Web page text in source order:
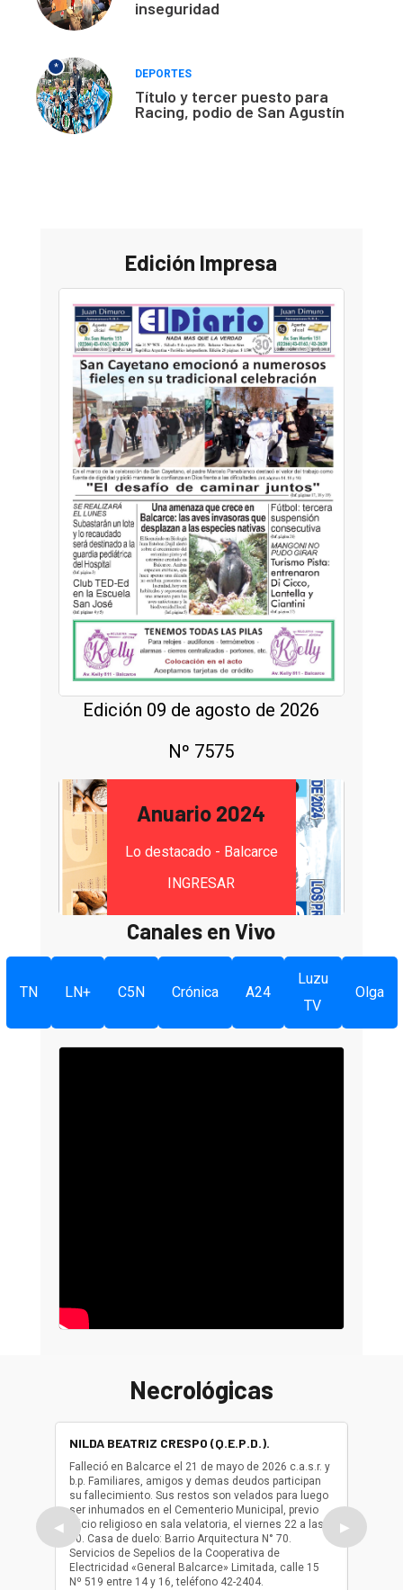
inseguridad
*
DEPORTES
Título y tercer puesto para
Racing, podio de San Agustín
Edición Impresa
Edición 09 de agosto de 2026
Nº 7575
Anuario 2024
Lo destacado - Balcarce
INGRESAR
Canales en Vivo
TN LN+ C5N Crónica A24
Luzu
TV
Olga
Necrológicas
◀
NILDA BEATRIZ CRESPO (Q.E.P.D.).
Falleció en Balcarce el 21 de mayo de 2026 c.a.s.r. y
b.p. Familiares, amigos y demas deudos participan
su fallecimiento. Sus restos son velados para luego
ser inhumados en el Cementerio Municipal, previo
oficio religioso en sala velatoria, el viernes 22 a las
10. Casa de duelo: Barrio Arquitectura N° 70.
Servicios de Sepelios de la Cooperativa de
Electricidad «General Balcarce» Limitada, calle 15
Nº 519 entre 14 y 16, teléfono 42-2404.
ser
oficio
▶